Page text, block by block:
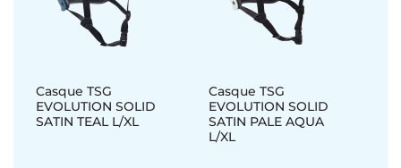
Casque TSG
EVOLUTION SOLID
SATIN TEAL L/XL
Casque TSG
EVOLUTION SOLID
SATIN PALE AQUA
L/XL